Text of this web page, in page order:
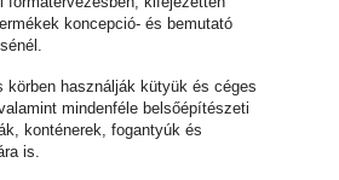
koncepció- és bemutató
körben használják kütyük és céges
mindenféle belsőépítészeti
konténerek, fogantyúk és
is.